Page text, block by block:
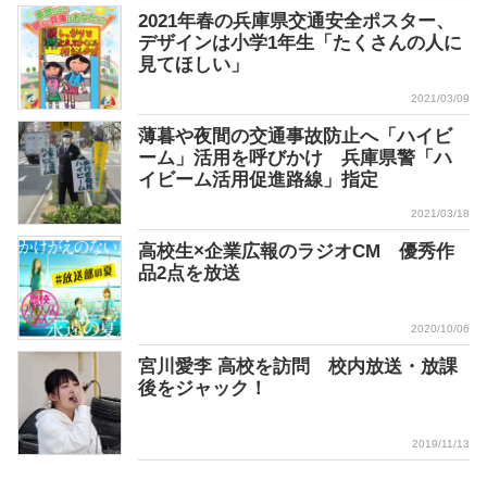
2021年春の兵庫県交通安全ポスター、
デザインは小学1年生「たくさんの人に
見てほしい」
2021/03/09
薄暮や夜間の交通事故防止へ「ハイビ
ーム」活用を呼びかけ 兵庫県警「ハ
イビーム活用促進路線」指定
2021/03/18
高校生×企業広報のラジオCM 優秀作
品2点を放送
2020/10/06
宮川愛李 高校を訪問 校内放送・放課
後をジャック！
2019/11/13